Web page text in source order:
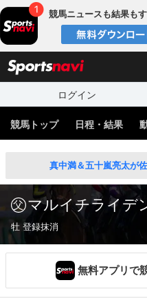
競馬ニュースも結果も
ログイン
競馬トップ 日程・結果
真中満＆五十嵐亮太が
マルイチライデ
牡 登録抹消
無料アプリで